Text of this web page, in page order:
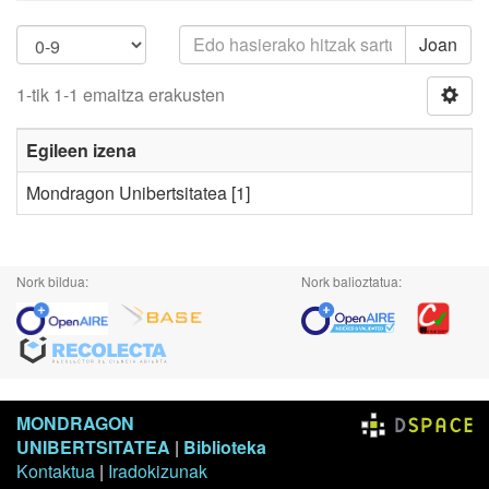
Joan
1-tik 1-1 emaitza erakusten
Egileen izena
Mondragon Unibertsitatea [1]
Nork bildua: Nork balioztatua:
MONDRAGON
UNIBERTSITATEA | Biblioteka
Kontaktua | Iradokizunak